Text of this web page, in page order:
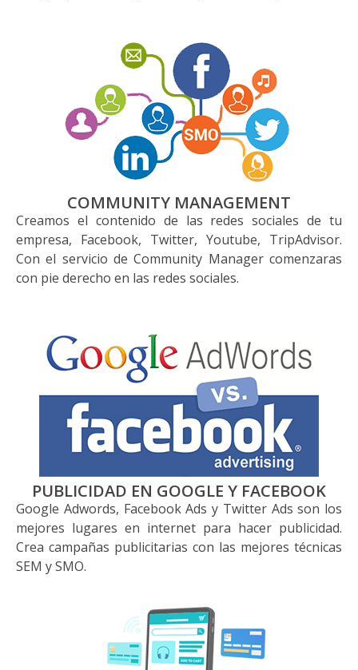
COMMUNITY MANAGEMENT
Creamos el contenido de las redes sociales de tu
empresa, Facebook, Twitter, Youtube, TripAdvisor.
Con el servicio de Community Manager comenzaras
con pie derecho en las redes sociales.
PUBLICIDAD EN GOOGLE Y FACEBOOK
Google Adwords, Facebook Ads y Twitter Ads son los
mejores lugares en internet para hacer publicidad.
Crea campañas publicitarias con las mejores técnicas
SEM y SMO.